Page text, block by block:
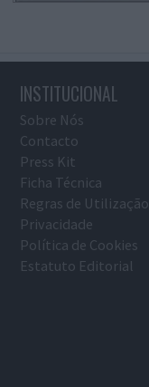
INSTITUCIONAL
Sobre Nós
Contacto
Press Kit
Ficha Técnica
Regras de Utilização
Privacidade
Política de Cookies
Estatuto Editorial